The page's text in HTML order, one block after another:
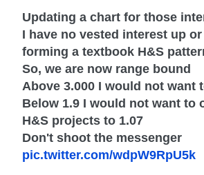
Updating a chart for those
I have no vested interest up
forming a textbook H&S
So, we are now range bound
Above 3.000 I would not want
Below 1.9 I would not want to
H&S projects to 1.07
Don't shoot the messenger
pic.twitter.com/wdpW9RpU5k